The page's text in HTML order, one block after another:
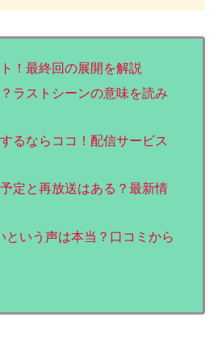
！最終回の展開を解説
ラストシーンの意味を読み
るならココ！配信サービス
定と再放送はある？最新情
という声は本当？口コミから